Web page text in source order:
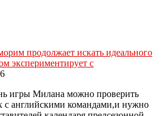
продолжает искать идеального
экспериментирует с
игры Милана можно проверить
с английскими командами,и нужно